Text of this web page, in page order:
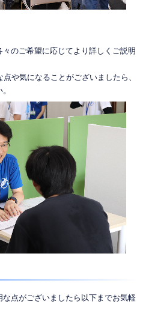
のご希望に応じてより詳しくご説明
や気になることがございましたら、
点がございましたら以下までお気軽